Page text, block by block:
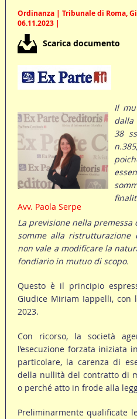
Ordinanza | Tribunale di Roma,
06.11.2023 |
Scarica documento
Avv. Paola Serpe
Il
38
La previsione nella
somme alla ristrutturazione
non vale a modificare la
fondiario in mutuo di scopo.
Questo è il principio
Giudice Miriam Iappelli, con
2023.
Con ricorso, la società
l’esecuzione forzata iniziata
particolare, la carenza di
della nullità del contratto di
o perché atto in frode alla
Preliminarmente qualificate